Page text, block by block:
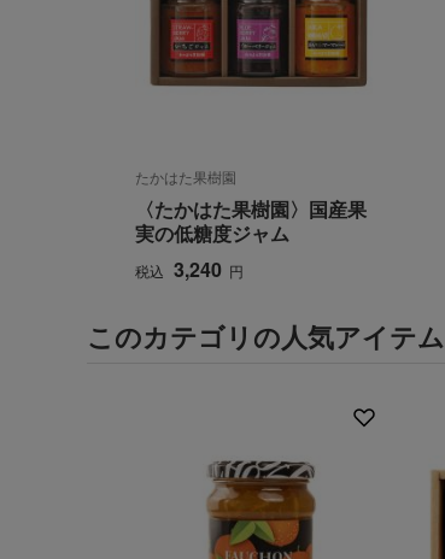
たかはた果樹園
〈たかはた果樹園〉国産果
実の低糖度ジャム
税込 3,240 円
このカテゴリの人気アイテム